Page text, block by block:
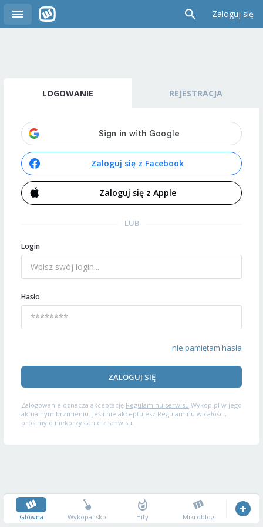
Zaloguj się
LOGOWANIE REJESTRACJA
Zaloguj się z Facebook
Zaloguj się z Apple
LUB
Login
Hasło
nie pamiętam hasła
ZALOGUJ SIĘ
Zalogowanie oznacza akceptację Regulaminu serwisu Wykop.pl w jego
aktualnym brzmieniu. Jeśli nie akceptujesz Regulaminu w całości,
prosimy o niekorzystanie z serwisu.
Główna Wykopalisko Hity Mikroblog